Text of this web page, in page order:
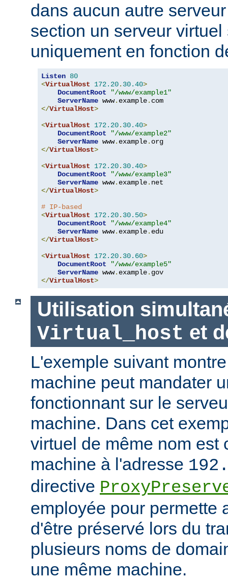
dans aucun autre
section un serveur
uniquement en fonction
Listen 80
<VirtualHost 172.20. 30.40>
DocumentRoot
"/www/example1"
ServerName www. example.
</VirtualHost>
<VirtualHost 172.20. 30.40>
DocumentRoot
"/www/example2"
ServerName www. example.
</VirtualHost>
<VirtualHost 172.20. 30.40>
DocumentRoot
"/www/example3"
ServerName www. example.
</VirtualHost>
# IP-based
<VirtualHost 172.20. 30.50>
DocumentRoot
"/www/example4"
ServerName www. example.
</VirtualHost>
<VirtualHost 172.20. 30.60>
DocumentRoot
"/www/example5"
ServerName www. example.
</VirtualHost>
Utilisation
Virtual_host et
L'exemple suivant
machine peut mandater
fonctionnant sur le
machine. Dans cet
virtuel de même nom est
machine à l'adresse
directive
employée pour permette
d'être préservé lors du
plusieurs noms de
une même machine.